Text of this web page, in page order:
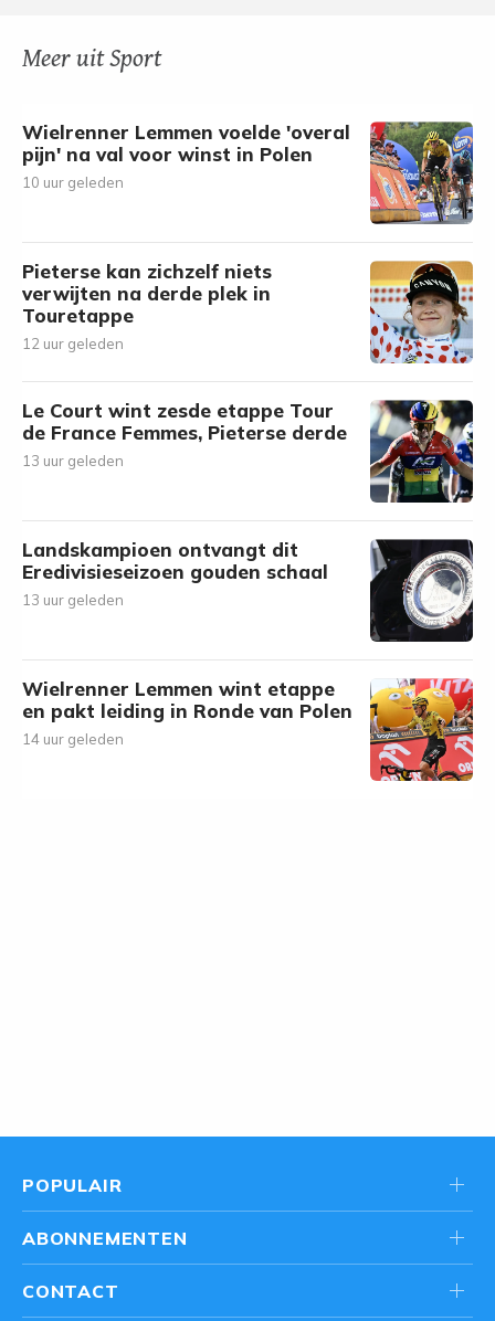
Meer uit Sport
Wielrenner Lemmen voelde 'overal
pijn' na val voor winst in Polen
10 uur geleden
Pieterse kan zichzelf niets
verwijten na derde plek in
Touretappe
12 uur geleden
Le Court wint zesde etappe Tour
de France Femmes, Pieterse derde
13 uur geleden
Landskampioen ontvangt dit
Eredivisieseizoen gouden schaal
13 uur geleden
Wielrenner Lemmen wint etappe
en pakt leiding in Ronde van Polen
14 uur geleden
POPULAIR
ABONNEMENTEN
CONTACT